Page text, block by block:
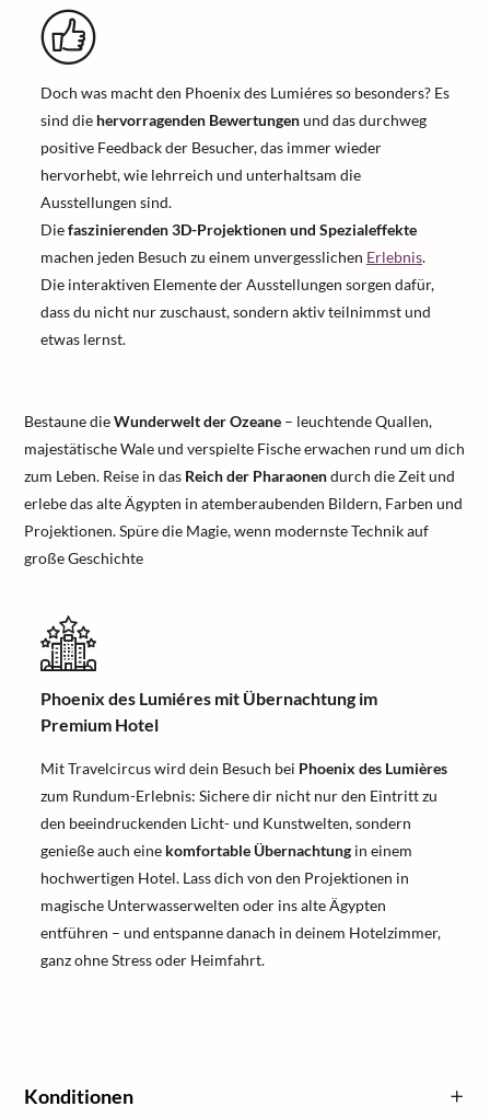
Doch was macht den Phoenix des Lumiéres so besonders? Es
sind die hervorragenden Bewertungenund das durchweg
positive Feedback der Besucher, das immer wieder
hervorhebt, wie lehrreich und unterhaltsam die
Ausstellungen sind.
Diefaszinierenden 3D-Projektionen und Spezialeffekte
machen jeden Besuch zu einem unvergesslichen Erlebnis.
Die interaktiven Elemente der Ausstellungen sorgen dafür,
dass du nicht nur zuschaust, sondern aktiv teilnimmst und
etwas lernst.
Bestaune dieWunderwelt der Ozeane – leuchtende Quallen,
majestätische Wale und verspielte Fische erwachen rund um dich
zum Leben. Reise in das Reich der Pharaonendurch die Zeit und
erlebe das alte Ägypten in atemberaubenden Bildern, Farben und
Projektionen. Spüre die Magie, wenn modernste Technik auf
große Geschichte
Phoenix des Lumiéres mit Übernachtung im
Premium Hotel
Mit Travelcircus wird dein Besuch bei Phoenix des Lumières
zum Rundum-Erlebnis: Sichere dir nicht nur den Eintritt zu
den beeindruckenden Licht- und Kunstwelten, sondern
genieße auch eine komfortable Übernachtung in einem
hochwertigen Hotel. Lass dich von den Projektionen in
magische Unterwasserwelten oder ins alte Ägypten
entführen – und entspanne danach in deinem Hotelzimmer,
ganz ohne Stress oder Heimfahrt.
Konditionen